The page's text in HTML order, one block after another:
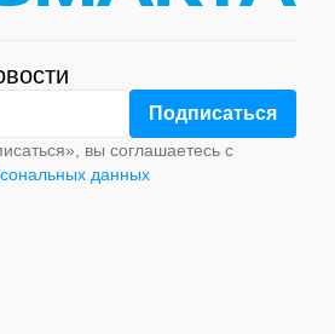
вы соглашаетесь с
данных